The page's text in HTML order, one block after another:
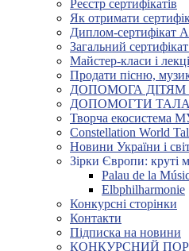
Реєстр сертифікатів
Як отримати
Диплом-сертифікат
Загальний
Майстер-класи і
Продати пісню,
ДОПОМОГА ДІТЯМ
ДОПОМОГТИ
Творча екосистема
Constellation World
Новини України і
Зірки Європи: круті
Palau de la
Elbphilharmonie
Конкурсні сторінки
Контакти
Підписка на новини
КОНКУРСНИЙ